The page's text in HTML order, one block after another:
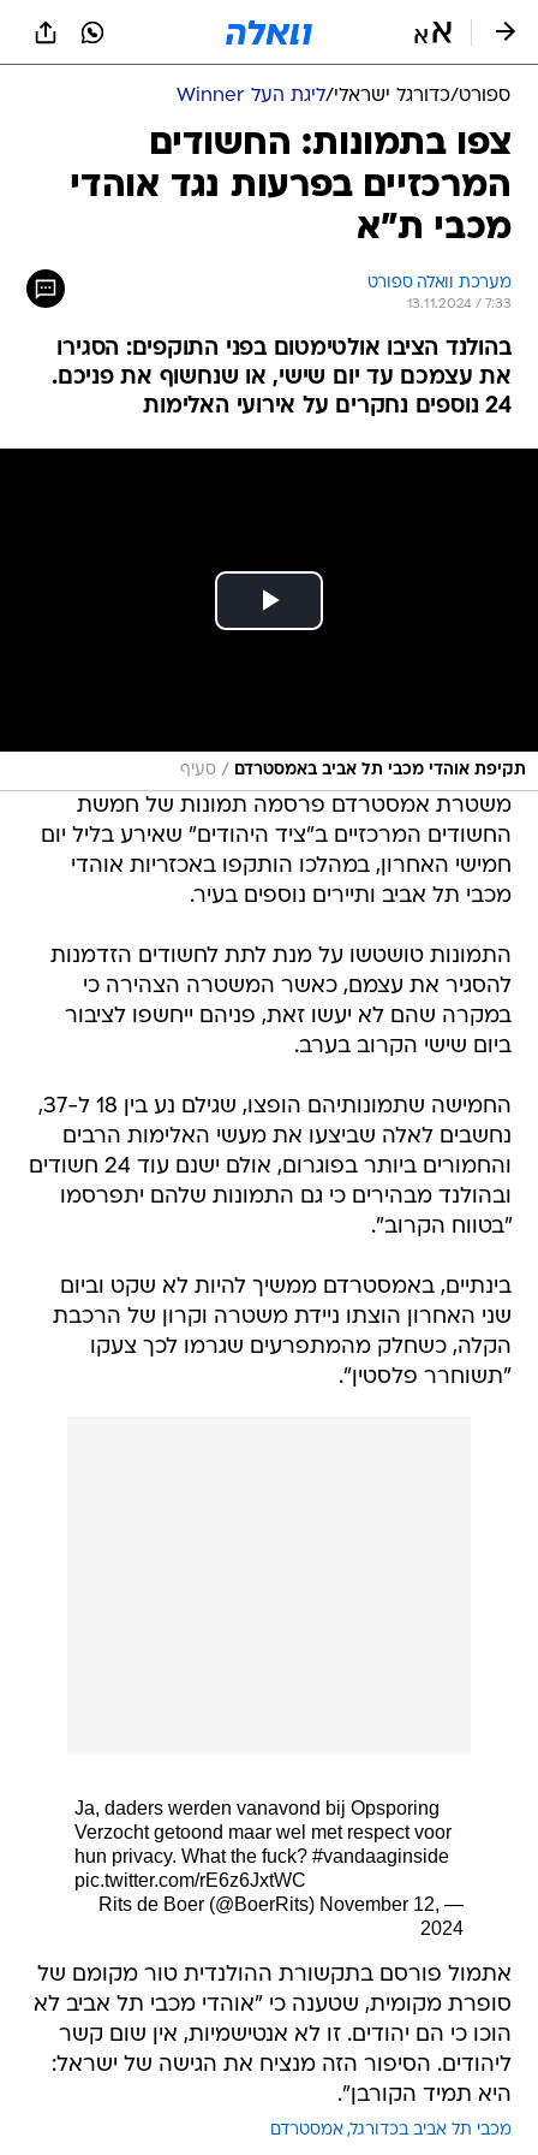
ספורט/כדורגל ישראלי/ליגת העל Winner
צפו בתמונות: החשודים
המרכזיים בפרעות נגד אוהדי
מכבי ת"א
מערכת וואלה ספורט
13.11.2024 / 7:33
בהולנד הציבו אולטימטום בפני התוקפים: הסגירו
את עצמכם עד יום שישי, או שנחשוף את פניכם.
24 נוספים נחקרים על אירועי האלימות
תקיפת אוהדי מכבי תל אביב באמסטרדם / סעיף
משטרת אמסטרדם פרסמה תמונות של חמשת
החשודים המרכזיים ב"ציד היהודים" שאירע בליל יום
חמישי האחרון, במהלכו הותקפו באכזריות אוהדי
מכבי תל אביב ותיירים נוספים בעיר.
התמונות טושטשו על מנת לתת לחשודים הזדמנות
להסגיר את עצמם, כאשר המשטרה הצהירה כי
במקרה שהם לא יעשו זאת, פניהם ייחשפו לציבור
ביום שישי הקרוב בערב.
החמישה שתמונותיהם הופצו, שגילם נע בין 18 ל-37,
נחשבים לאלה שביצעו את מעשי האלימות הרבים
והחמורים ביותר בפוגרום, אולם ישנם עוד 24 חשודים
ובהולנד מבהירים כי גם התמונות שלהם יתפרסמו
"בטווח הקרוב".
בינתיים, באמסטרדם ממשיך להיות לא שקט וביום
שני האחרון הוצתו ניידת משטרה וקרון של הרכבת
הקלה, כשחלק מהמתפרעים שגרמו לכך צעקו
"תשוחרר פלסטין".
Ja, daders werden vanavond bij Opsporing
Verzocht getoond maar wel met respect voor
hun privacy. What the fuck?#vandaaginside
pic.twitter.com/rE6z6JxtWC
— Rits de Boer (@BoerRits)
November 12,
2024
אתמול פורסם בתקשורת ההולנדית טור מקומם של
סופרת מקומית, שטענה כי "אוהדי מכבי תל אביב לא
הוכו כי הם יהודים. זו לא אנטישמיות, אין שום קשר
ליהודים. הסיפור הזה מנציח את הגישה של ישראל:
היא תמיד הקורבן".
מכבי תל אביב בכדורגל אמסטרדם